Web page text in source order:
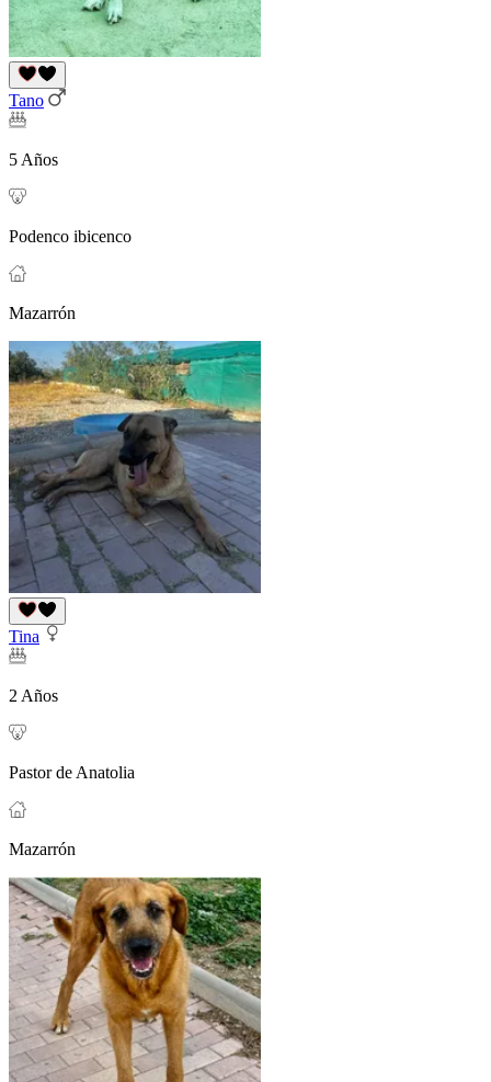
Tano
5 Años
Podenco ibicenco
Mazarrón
Tina
2 Años
Pastor de Anatolia
Mazarrón